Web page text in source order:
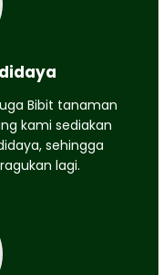
Bibit tanaman
kami sediakan
sehingga
lagi.